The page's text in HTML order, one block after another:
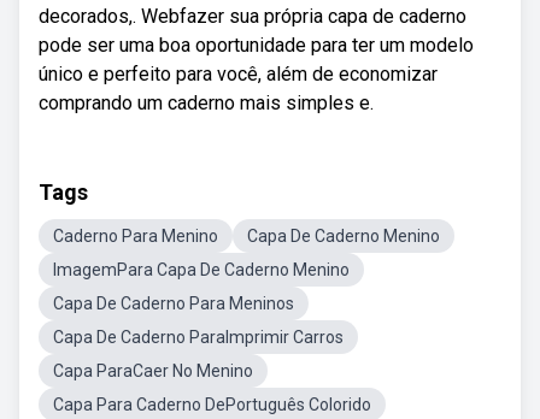
decorados,. Webfazer sua própria capa de caderno
pode ser uma boa oportunidade para ter um modelo
único e perfeito para você, além de economizar
comprando um caderno mais simples e.
Tags
Caderno Para Menino
Capa De Caderno Menino
ImagemPara Capa De Caderno Menino
Capa De Caderno Para Meninos
Capa De Caderno ParaImprimir Carros
Capa ParaCaer No Menino
Capa Para Caderno DePortuguês Colorido